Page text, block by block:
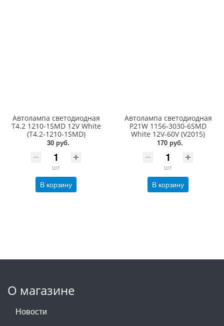
Автолампа светодиодная
T4.2 1210-1SMD 12V White
(T4.2-1210-1SMD)
30 руб.
шт
В корзину
Автолампа светодиодная
P21W 1156-3030-6SMD
White 12V-60V (V2015)
170 руб.
шт
В корзину
О магазине
Новости